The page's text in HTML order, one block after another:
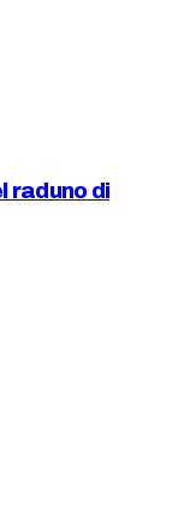
raduno di